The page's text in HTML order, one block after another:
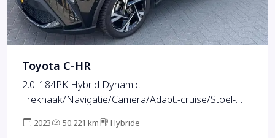
Toyota C-HR
2.0i 184PK Hybrid Dynamic
Trekhaak/Navigatie/Camera/Adapt.-cruise/Stoel-
2023 50.221 km Hybride